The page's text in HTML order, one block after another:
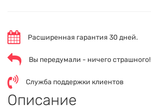
Расширенная гарантия 30 дней.
Вы передумали - ничего страшного!
Служба поддержки клиентов
Описание